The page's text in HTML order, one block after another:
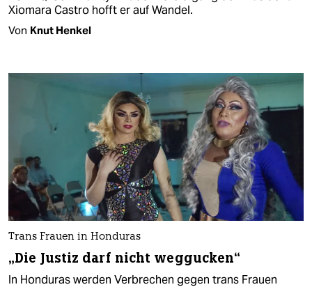
Xiomara Castro hofft er auf Wandel.
Von Knut Henkel
Trans Frauen in Honduras
„Die Justiz darf nicht weggucken“
In Honduras werden Verbrechen gegen trans Frauen